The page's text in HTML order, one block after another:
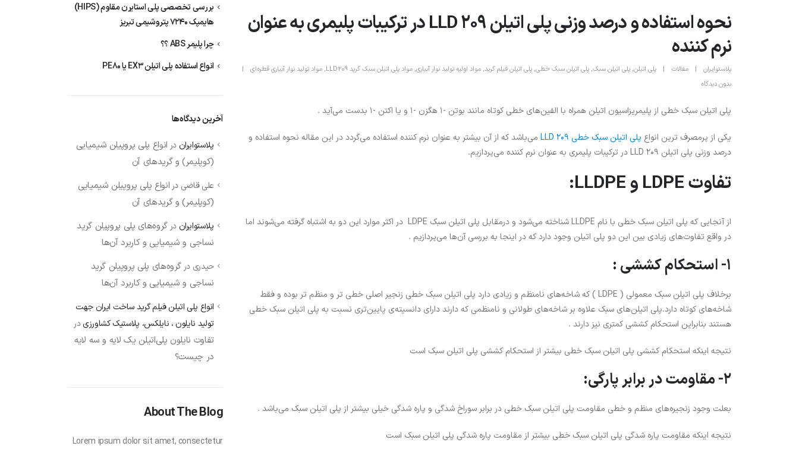
نحوه استفاده و درصد وزنی پلی اتیلن LLD 209 در ترکیبات پلیمری به عنوان
نرم کننده
پلاستوایران مقالات پلی اتیلن,پلی اتیلن سبک,پلی اتیلن سبک خطی,پلی اتیلن فیلم گرید,مواد اولیه تولید نوار آبیاری,مواد پلی اتیلن سبک گرید LLD209 ,مواد تولید نوار آبیاری قطره‌ای
بدون دیدگاه
پلی اتیلن سبک خطی از پلیمریزاسیون اتیلن همراه با الفین‌های خطی کوتاه مانند بوتن -1 هگزن -1 و یا اکتن -1 بدست می‌آید .
یکی از پرمصرف ترین انواع پلی اتیلن سبک خطی LLD 209
می‌باشد که از آن بیشتر به عنوان نرم کننده استفاده می‌گردد در این مقاله نحوه استفاده و
درصد وزنی پلی اتیلن LLD 209 در ترکیبات پلیمری به عنوان نرم کننده می‌پردازیم.
تفاوت LDPE و LLDPE:
از آنجایی که پلی اتیلن سبک خطی با نام LLDPE شناخته می‌شود و درمقابل پلی اتیلن سبک LDPE در اکثر موارد این دو به اشتباه گرفته می‌شوند اما
در واقع تفاوت‌های زیادی بین این دو پلی اتیلن وجود دارد که در اینجا به بررسی آن‌ها می‌پردازیم .
1- استحکام کششی :
برخلاف پلی اتیلن سبک معمولی ( LDPE ) که شاخه‌های نامنظم و زیادی دارد پلی اتیلن سبک خطی زنجیر اصلی خطی تر و منظم تر بوده و فقط
شاخه‌های کوتاه دارد.پلی اتیلن‌های سبک علاوه بر شاخه‌های طولانی و نامنظمی که دارند دارای دانسیته‌ی پایین‌تری نسبت به پلی اتیلن سبک خطی
هستند بنابراین استحکام کششی کمتری نیز دارند .
نتیجه اینکه استحکام کششی پلی اتیلن سبک خطی بیشتر از استحکام کششی پلی اتیلن سبک است
2- مقاومت در برابر پارگی:
بعلت وجود زنجیره‌های منظم و خطی مقاومت پلی اتیلن سبک خطی در برابر سوراخ شدگی و پاره شدگی خیلی بیشتر از پلی اتیلن سبک می‌باشد .
نتیجه اینکه مقاومت پاره شدگی پلی اتیلن سبک خطی بیشتر از مقاومت پاره شدگی پلی اتیلن سبک است
بررسی تخصصی پلی استایرن مقاوم (HIPS)
هایمپک 7240 پتروشیمی تبریز
چرا پلیمر ABS ؟؟
انواع استفاده پلی اتیلن EX3 یا PE80
آخرین دیدگاه‌ها
پلاستوایران در انواع پلی پروپیلن‌ شیمیایی
(کوپلیمر) و گریدهای آن
علی قاضی در انواع پلی پروپیلن‌ شیمیایی
(کوپلیمر) و گریدهای آن
پلاستوایران درگروه‌های پلی پروپیلن‌ گرید
نساجی و شیمیایی و کاربرد آن‌ها
حیدری در گروه‌های پلی پروپیلن‌ گرید
نساجی و شیمیایی و کاربرد آن‌ها
انواع پلی اتیلن فیلم گرید ساخت ایران جهت
تولید نایلون ، نایلکس، پلاستیک کشاورزیدر
تفاوت نایلون پلی‌اتیلن یک لایه و سه لایه
در چیست؟
About The Blog
Lorem ipsum dolor sit amet, consectetur